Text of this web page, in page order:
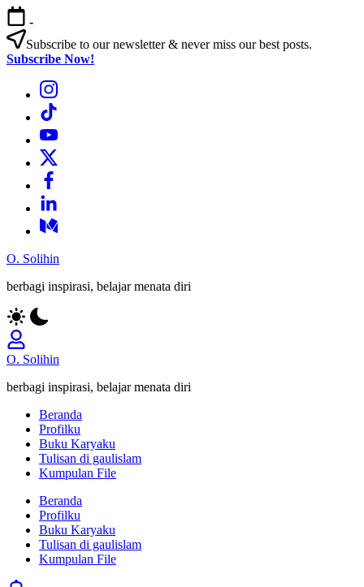
Skip
to
content
-
Subscribe to our newsletter & never miss our best posts.
Subscribe Now!
Bagian
Menu
Bagian
Menu
Bagian
Bagian
Menu
Bagian
Menu
Bagian
Menu
Bagian
Menu
O. Solihin
berbagi inspirasi, belajar menata diri
O. Solihin
berbagi inspirasi, belajar menata diri
Beranda
Profilku
Buku Karyaku
Tulisan di gaulislam
Kumpulan File
Beranda
Profilku
Buku Karyaku
Tulisan di gaulislam
Kumpulan File